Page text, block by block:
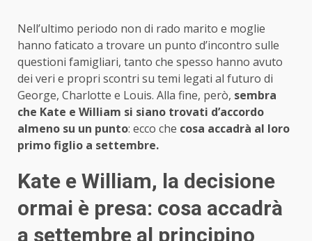
Nell’ultimo periodo non di rado marito e moglie
hanno faticato a trovare un punto d’incontro sulle
questioni famigliari, tanto che spesso hanno avuto
dei veri e propri scontri su temi legati al futuro di
George, Charlotte e Louis. Alla fine, però, sembra
che Kate e William si siano trovati d’accordo
almeno su un punto: ecco che cosa accadrà al loro
primo figlio a settembre.
Kate e William, la decisione
ormai è presa: cosa accadrà
a settembre al principino